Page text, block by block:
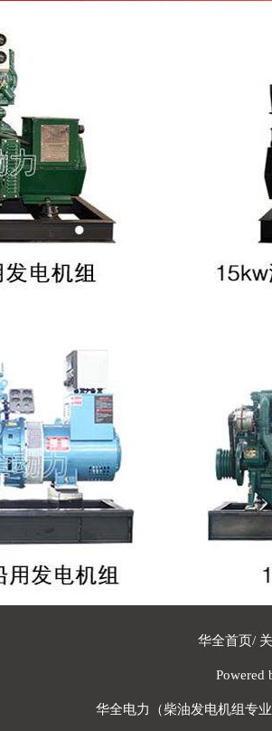
华全首页/
Powered
华全电力（柴油发电机组专